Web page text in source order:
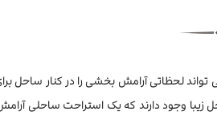
لحظاتی آرامش بخشی را در کنار ساحل
زیبا وجود دارند که یک استراحت ساحلی